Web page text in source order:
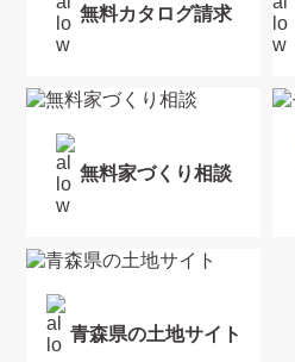
無料カタログ請求
無料家づくり相談
青森県の土地サイト